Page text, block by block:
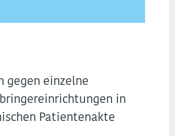
gegen einzelne
in
Patientenakte